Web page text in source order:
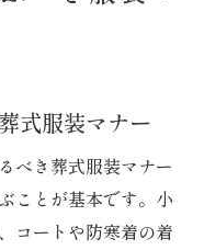
式服装マナー
べき葬式服装マナー
ことが基本です。小
コートや防寒着の着